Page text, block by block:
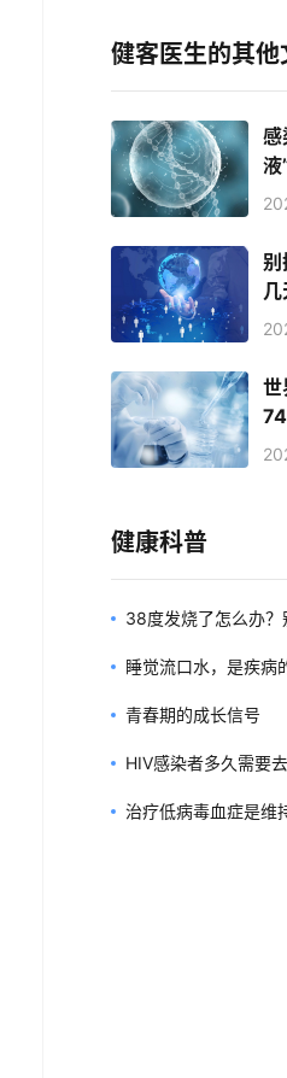
健客医生的其他
感
液
别
几
世
数
健康科普
38度发烧了怎么办？
睡觉流口水，是疾病
青春期的成长信号
HIV感染者多久需要
治疗低病毒血症是维